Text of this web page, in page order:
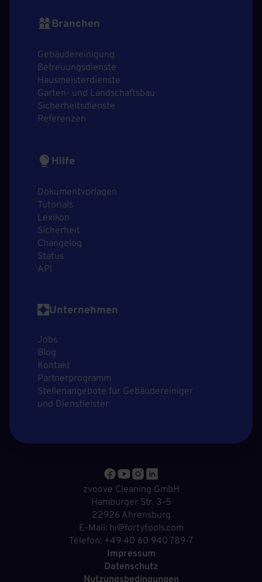
Branchen
Gebäudereinigung
Betreuungsdienste
Hausmeisterdienste
Garten- und Landschaftsbau
Sicherheitsdienste
Referenzen
Hilfe
Dokumentvorlagen
Tutorials
Lexikon
Sicherheit
Changelog
Status
API
Unternehmen
Jobs
Blog
Kontakt
Partnerprogramm
Stellenangebote für Gebäudereiniger
und Dienstleister
zvoove Cleaning GmbH
Hamburger Str. 3-5
22926 Ahrensburg
E-Mail: hi@fortytools.com
Telefon: +49 40 60 940 789-7
Impressum
Datenschutz
Nutzungsbedingungen